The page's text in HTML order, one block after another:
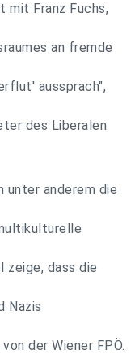
mit Franz Fuchs,
an fremde
aussprach",
des Liberalen
unter anderem die
zeige, dass die
Nazis
der Wiener FPÖ.